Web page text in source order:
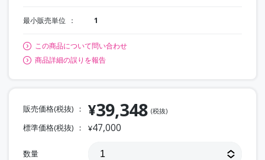
最小販売単位 1
この商品について問い合わせ
商品詳細の誤りを報告
販売価格(税抜) ¥39,348 (税抜)
標準価格(税抜) ¥47,000
数量